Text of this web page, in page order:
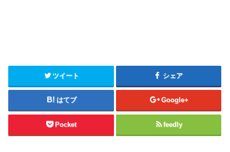
ツイート シェア
はてブ Google+
Pocket feedly